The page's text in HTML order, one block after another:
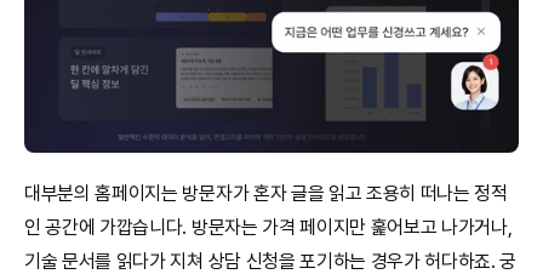
대부분의 홈페이지는 방문자가 혼자 글을 읽고 조용히 떠나는 정적
인 공간에 가깝습니다. 방문자는 가격 페이지만 훑어보고 나가거나,
기술 문서를 읽다가 지쳐 상담 신청을 포기하는 경우가 허다하죠. 궁